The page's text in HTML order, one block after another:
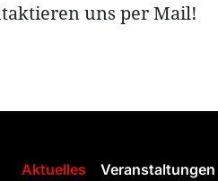
uns per Mail!
Aktuelles Veranstaltungen